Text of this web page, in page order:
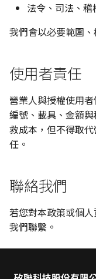
法令、司法、
我們會以必要範圍
使用者責任
營業人與授權使用
編號、載具、金額
救成本，但不得取
任。
聯絡我們
若您對本政策或個
我們聯繫。